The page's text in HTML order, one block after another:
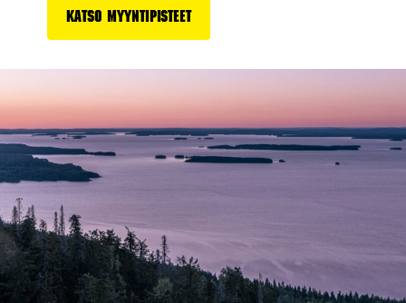
Katso myyntipisteet